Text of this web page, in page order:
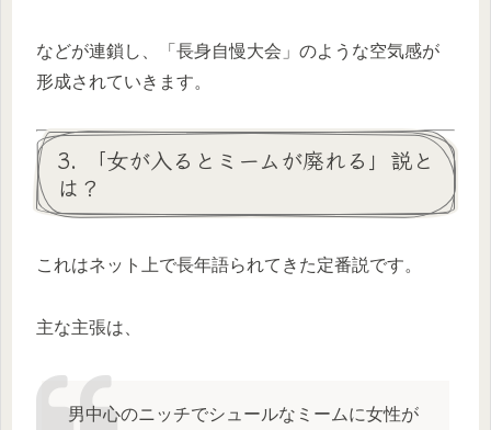
などが連鎖し、「長身自慢大会」のような空気感が
形成されていきます。
3. 「女が入るとミームが廃れる」説と
は？
これはネット上で長年語られてきた定番説です。
主な主張は、
男中心のニッチでシュールなミームに女性が